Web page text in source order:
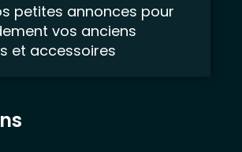
petites annonces pour
vos anciens
et accessoires